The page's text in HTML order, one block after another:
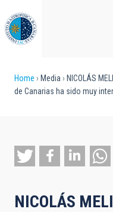
to
main
content
Breadcrumb
Home Media
NICOLÁS
de Canarias ha sido muy
NICOLÁS